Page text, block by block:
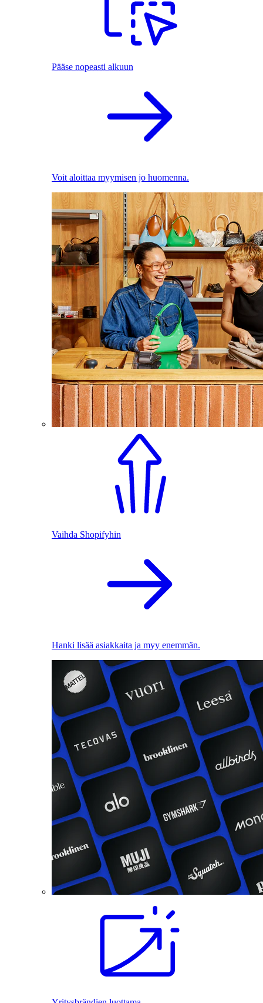
Pääse nopeasti alkuun
Voit aloittaa myymisen jo huomenna.
Vaihda Shopifyhin
Hanki lisää asiakkaita ja myy enemmän.